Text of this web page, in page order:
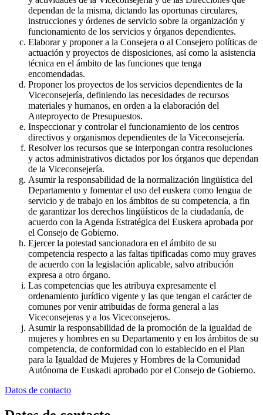
dependan de la misma, dictando las oportunas circulares,
instrucciones y órdenes de servicio sobre la organización y
funcionamiento de los servicios y órganos dependientes.
Elaborar y proponer a la Consejera o al Consejero políticas de
actuación y proyectos de disposiciones, así como la asistencia
técnica en el ámbito de las funciones que tenga
encomendadas.
Proponer los proyectos de los servicios dependientes de la
Viceconsejería, definiendo las necesidades de recursos
materiales y humanos, en orden a la elaboración del
Anteproyecto de Presupuestos.
Inspeccionar y controlar el funcionamiento de los centros
directivos y organismos dependientes de la Viceconsejería.
Resolver los recursos que se interpongan contra resoluciones
y actos administrativos dictados por los órganos que dependan
de la Viceconsejería.
Asumir la responsabilidad de la normalización lingüística del
Departamento y fomentar el uso del euskera como lengua de
servicio y de trabajo en los ámbitos de su competencia, a fin
de garantizar los derechos lingüísticos de la ciudadanía, de
acuerdo con la Agenda Estratégica del Euskera aprobada por
el Consejo de Gobierno.
Ejercer la potestad sancionadora en el ámbito de su
competencia respecto a las faltas tipificadas como muy graves
de acuerdo con la legislación aplicable, salvo atribución
expresa a otro órgano.
Las competencias que les atribuya expresamente el
ordenamiento jurídico vigente y las que tengan el carácter de
comunes por venir atribuidas de forma general a las
Viceconsejeras y a los Viceconsejeros.
Asumir la responsabilidad de la promoción de la igualdad de
mujeres y hombres en su Departamento y en los ámbitos de su
competencia, de conformidad con lo establecido en el Plan
para la Igualdad de Mujeres y Hombres de la Comunidad
Autónoma de Euskadi aprobado por el Consejo de Gobierno.
Datos de contacto